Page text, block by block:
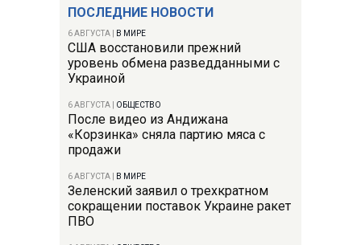
ПОСЛЕДНИЕ НОВОСТИ
6 АВГУСТА В МИРЕ
США восстановили прежний
уровень обмена разведданными с
Украиной
6 АВГУСТА ОБЩЕСТВО
После видео из Андижана
«Корзинка» сняла партию мяса с
продажи
6 АВГУСТА В МИРЕ
Зеленский заявил о трехкратном
сокращении поставок Украине ракет
ПВО